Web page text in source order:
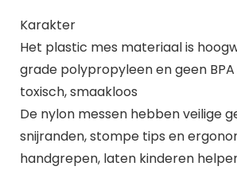
Karakter
Het plastic mes materiaal is
grade polypropyleen en geen
toxisch, smaakloos
De nylon messen hebben veilige
snijranden, stompe tips en
handgrepen, laten kinderen